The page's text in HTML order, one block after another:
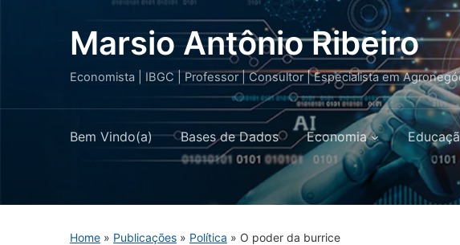
Marsio Antônio Ribeiro
Economista | IBGC | Professor | Consultor | Especialista em
Bem Vindo(a) Bases de Dados Economia
Home » Publicações » Política » O poder da burrice